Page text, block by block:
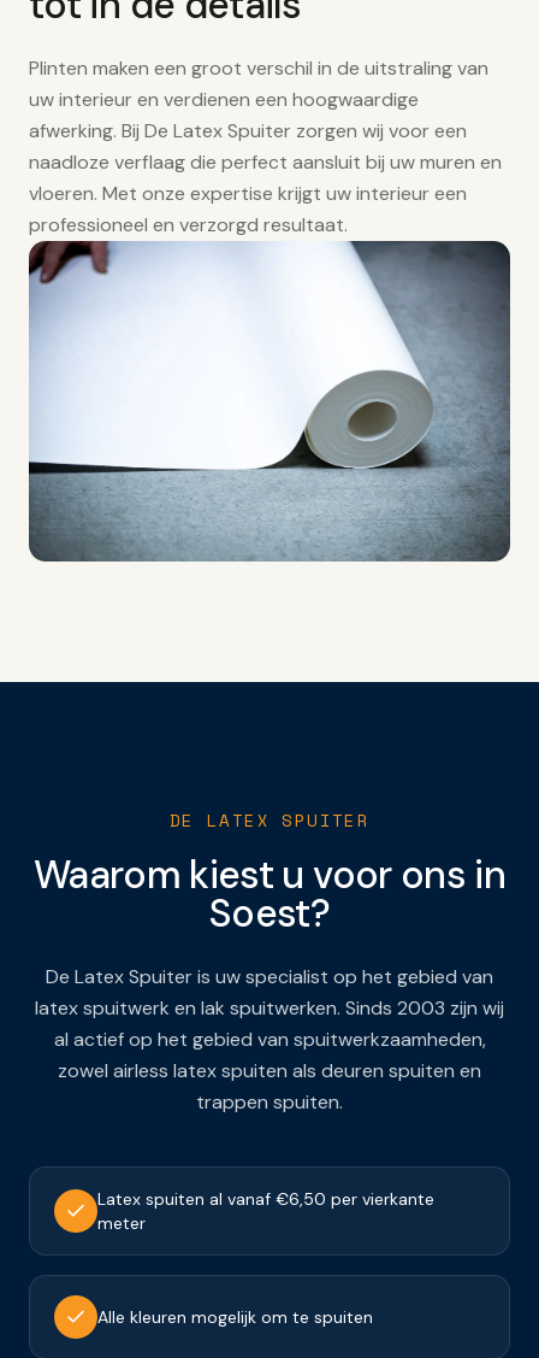
Plinten maken een groot verschil in de uitstraling van
uw interieur en verdienen een hoogwaardige
afwerking. Bij De Latex Spuiter zorgen wij voor een
naadloze verflaag die perfect aansluit bij uw muren en
vloeren. Met onze expertise krijgt uw interieur een
professioneel en verzorgd resultaat.
DE LATEX SPUITER
Waarom kiest u voor ons in
Soest?
De Latex Spuiter is uw specialist op het gebied van
latex spuitwerk en lak spuitwerken. Sinds 2003 zijn wij
al actief op het gebied van spuitwerkzaamheden,
zowel airless latex spuiten als deuren spuiten en
trappen spuiten.
Latex spuiten al vanaf €6,50 per vierkante
meter
Alle kleuren mogelijk om te spuiten